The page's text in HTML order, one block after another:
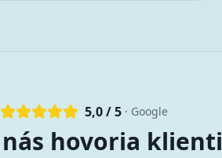
5,0 / 5 · Google
nás hovoria klienti